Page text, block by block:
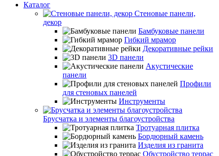
Каталог
Стеновые панели,
декор
Бамбуковые панели
Гибкий мрамор
Декоративные рейки
3D панели
Акустические
панели
Профили
для стеновых панелей
Инструменты
Брусчатка и элементы благоустройства
Тротуарная плитка
Бордюрный камень
Изделия из гранита
Обустройство террас